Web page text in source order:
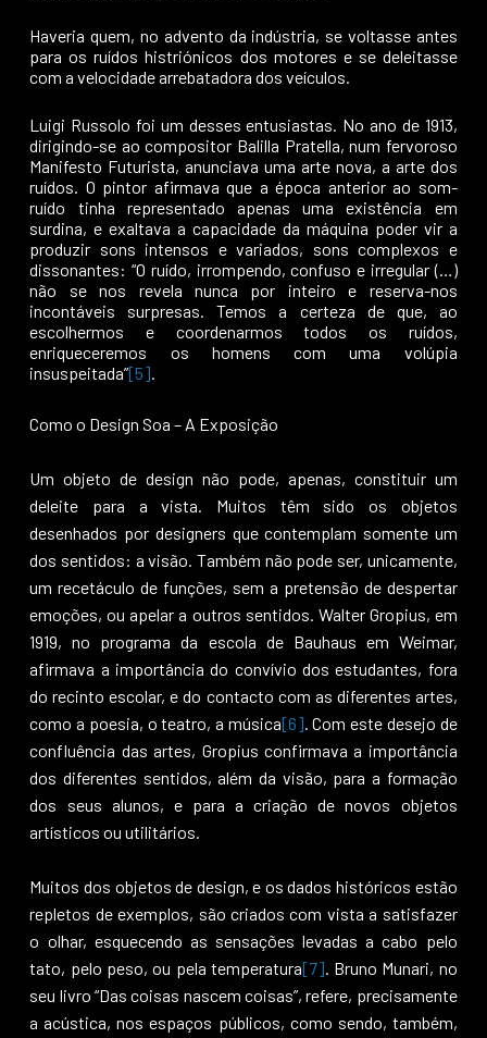
Haveria quem, no advento da indústria, se voltasse antes
para os ruídos histriónicos dos motores e se deleitasse
com a velocidade arrebatadora dos veículos.
Luigi Russolo foi um desses entusiastas. No ano de 1913,
dirigindo-se ao compositor Balilla Pratella, num fervoroso
Manifesto Futurista, anunciava uma arte nova, a arte dos
ruídos. O pintor afirmava que a época anterior ao som-
ruído tinha representado apenas uma existência em
surdina, e exaltava a capacidade da máquina poder vir a
produzir sons intensos e variados, sons complexos e
dissonantes: “O ruído, irrompendo, confuso e irregular (…)
não se nos revela nunca por inteiro e reserva-nos
incontáveis surpresas. Temos a certeza de que, ao
escolhermos e coordenarmos todos os ruídos,
enriqueceremos os homens com uma volúpia
insuspeitada”[5].
Como o Design Soa – A Exposição
Um objeto de design não pode, apenas, constituir um
deleite para a vista. Muitos têm sido os objetos
desenhados por designers que contemplam somente um
dos sentidos: a visão. Também não pode ser, unicamente,
um recetáculo de funções, sem a pretensão de despertar
emoções, ou apelar a outros sentidos. Walter Gropius, em
1919, no programa da escola de Bauhaus em Weimar,
afirmava a importância do convívio dos estudantes, fora
do recinto escolar, e do contacto com as diferentes artes,
como a poesia, o teatro, a música[6]. Com este desejo de
confluência das artes, Gropius confirmava a importância
dos diferentes sentidos, além da visão, para a formação
dos seus alunos, e para a criação de novos objetos
artísticos ou utilitários.
Muitos dos objetos de design, e os dados históricos estão
repletos de exemplos, são criados com vista a satisfazer
o olhar, esquecendo as sensações levadas a cabo pelo
tato, pelo peso, ou pela temperatura[7]. Bruno Munari, no
seu livro “Das coisas nascem coisas”, refere, precisamente
a acústica, nos espaços públicos, como sendo, também,